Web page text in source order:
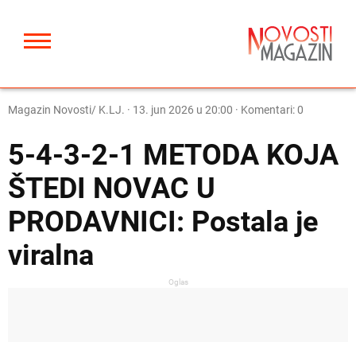
Magazin Novosti/ K.LJ. · 13. jun 2026 u 20:00 · Komentari: 0
5-4-3-2-1 METODA KOJA
ŠTEDI NOVAC U
PRODAVNICI: Postala je
viralna
Oglas